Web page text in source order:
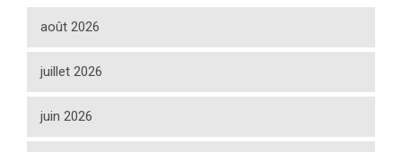
août 2026
juillet 2026
juin 2026